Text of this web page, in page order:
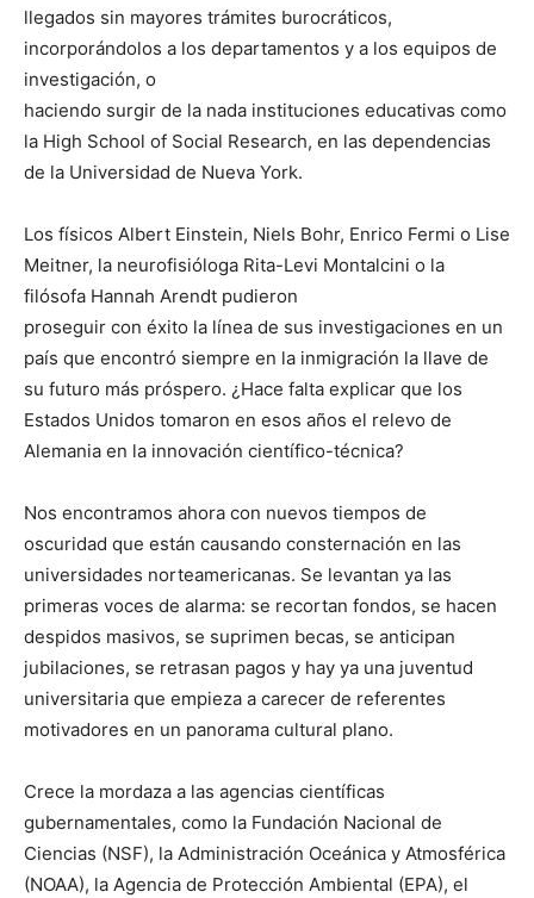
llegados sin mayores trámites burocráticos,
incorporándolos a los departamentos y a los equipos de
investigación, o
haciendo surgir de la nada instituciones educativas como
la High School of Social Research, en las dependencias
de la Universidad de Nueva York.
Los físicos Albert Einstein, Niels Bohr, Enrico Fermi o Lise
Meitner, la neurofisióloga Rita-Levi Montalcini o la
filósofa Hannah Arendt pudieron
proseguir con éxito la línea de sus investigaciones en un
país que encontró siempre en la inmigración la llave de
su futuro más próspero. ¿Hace falta explicar que los
Estados Unidos tomaron en esos años el relevo de
Alemania en la innovación científico-técnica?
Nos encontramos ahora con nuevos tiempos de
oscuridad que están causando consternación en las
universidades norteamericanas. Se levantan ya las
primeras voces de alarma: se recortan fondos, se hacen
despidos masivos, se suprimen becas, se anticipan
jubilaciones, se retrasan pagos y hay ya una juventud
universitaria que empieza a carecer de referentes
motivadores en un panorama cultural plano.
Crece la mordaza a las agencias científicas
gubernamentales, como la Fundación Nacional de
Ciencias (NSF), la Administración Oceánica y Atmosférica
(NOAA), la Agencia de Protección Ambiental (EPA), el